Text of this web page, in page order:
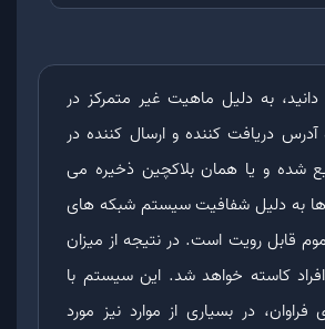
به دلیل ماهیت غیر متمرکز در
آدرس دریافت کننده و ارسال کننده در
شده و یا همان بلاکچین ذخیره می
به دلیل شفافیت سیستم شبکه های
قابل رویت است. در نتیجه از میزان
کاسته خواهد شد. این سیستم با
در بسیاری از موارد نیز مورد